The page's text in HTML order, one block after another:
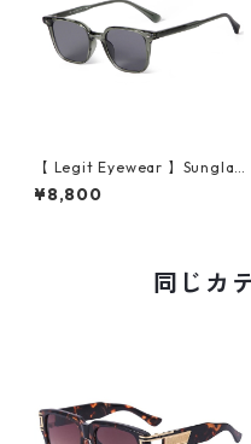
【 Legit Eyewear 】Sunglas
ses Uda (Green/Grey)
¥8,800
同じカ